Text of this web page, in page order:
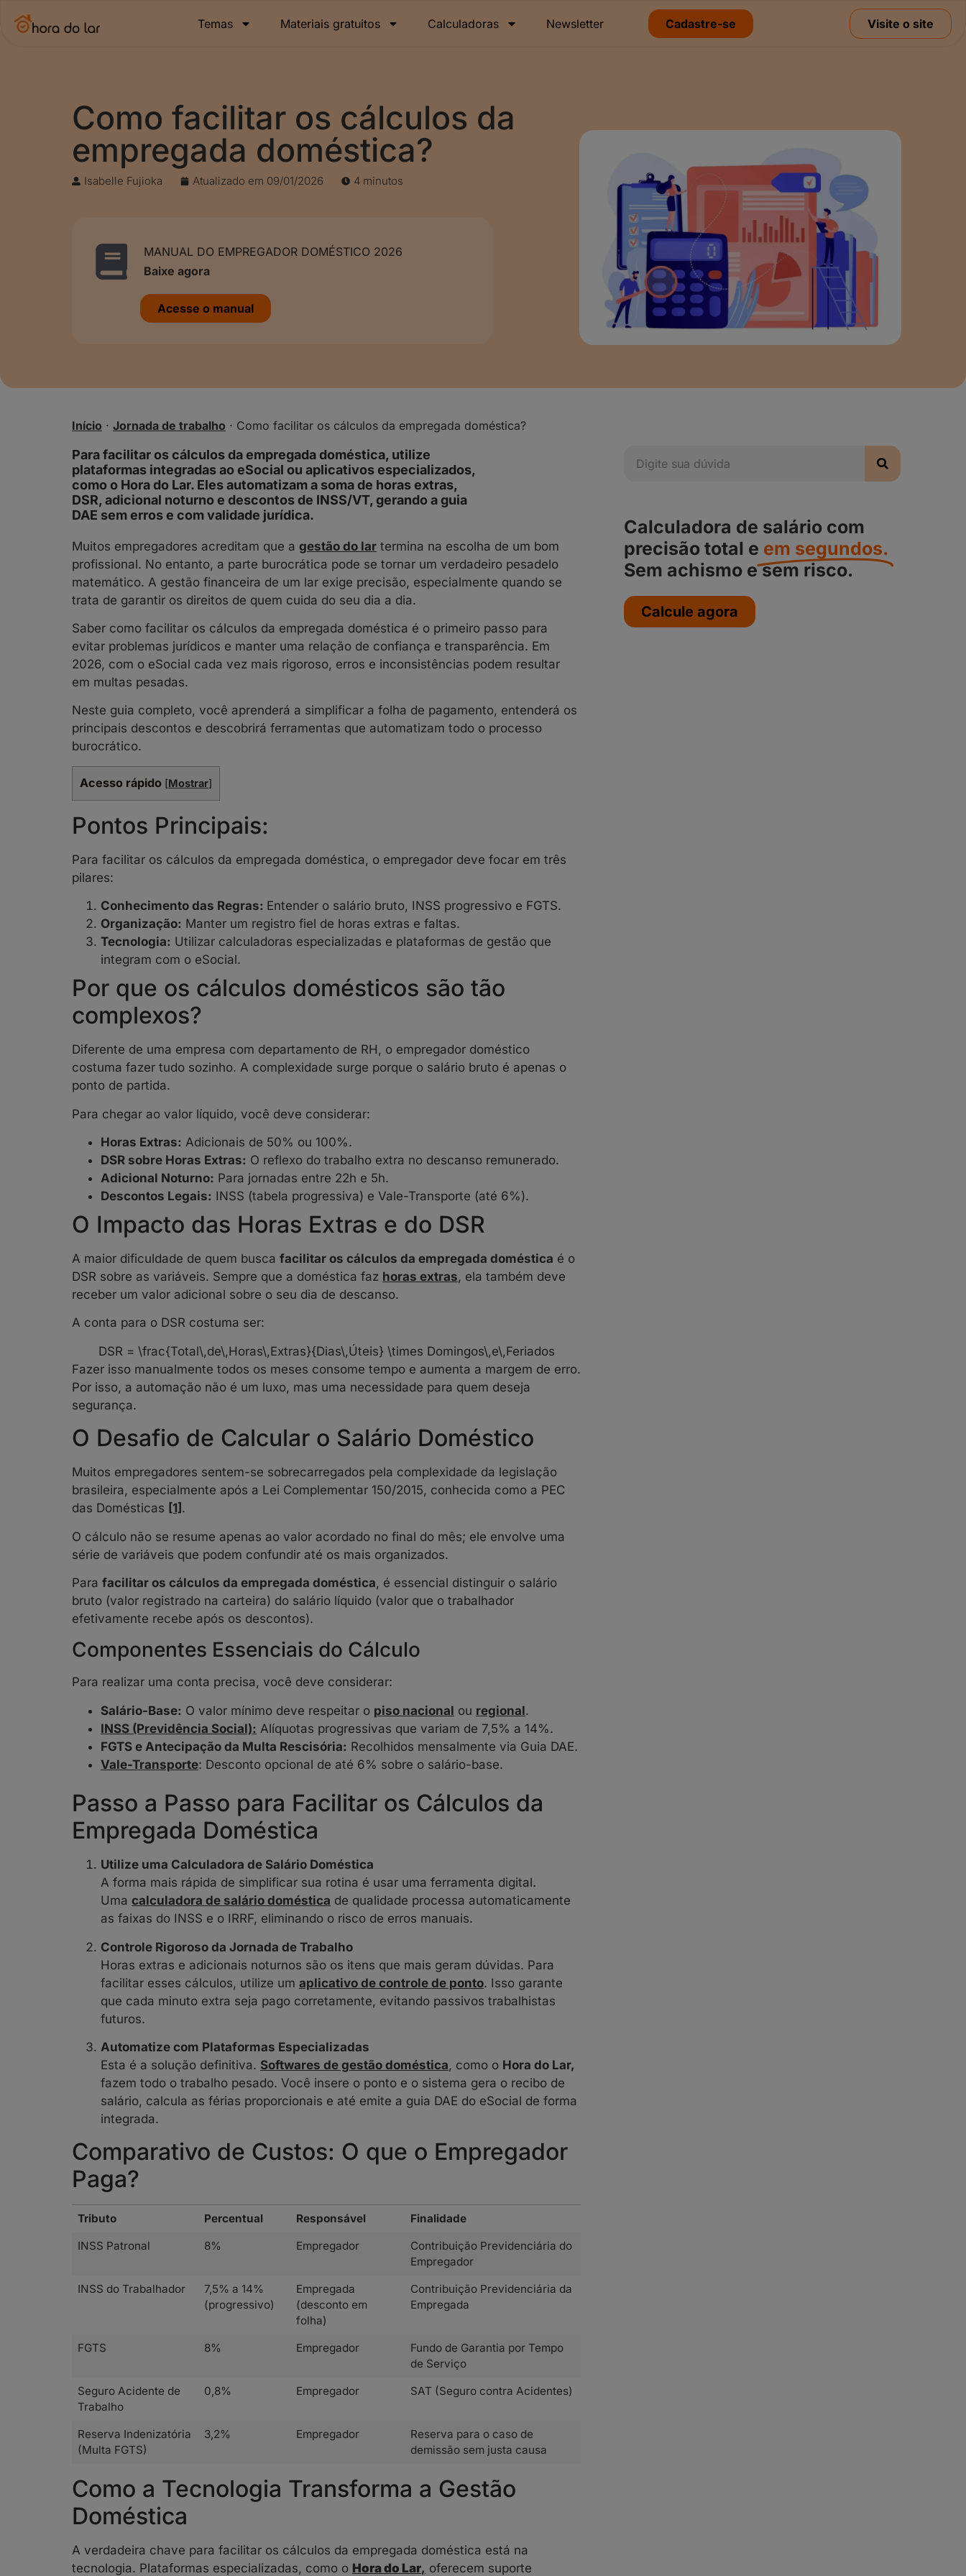
Temas Materiais gratuitos Calculadoras Newsletter Cadastre-se Visite o site
Como facilitar os cálculos da
empregada doméstica?
Isabelle Fujioka Atualizado em 09/01/2026 4 minutos
MANUAL DO EMPREGADOR DOMÉSTICO 2026
Baixe agora
Acesse o manual
Início · Jornada de trabalho · Como facilitar os cálculos da empregada doméstica?
Para facilitar os cálculos da empregada doméstica, utilize
plataformas integradas ao eSocial ou aplicativos especializados,
como o Hora do Lar. Eles automatizam a soma de horas extras,
DSR, adicional noturno e descontos de INSS/VT, gerando a guia
DAE sem erros e com validade jurídica.
Muitos empregadores acreditam que a gestão do lar termina na escolha de um bom
profissional. No entanto, a parte burocrática pode se tornar um verdadeiro pesadelo
matemático. A gestão financeira de um lar exige precisão, especialmente quando se
trata de garantir os direitos de quem cuida do seu dia a dia.
Saber como facilitar os cálculos da empregada doméstica é o primeiro passo para
evitar problemas jurídicos e manter uma relação de confiança e transparência. Em
2026, com o eSocial cada vez mais rigoroso, erros e inconsistências podem resultar
em multas pesadas.
Neste guia completo, você aprenderá a simplificar a folha de pagamento, entenderá os
principais descontos e descobrirá ferramentas que automatizam todo o processo
burocrático.
Acesso rápido [Mostrar]
Pontos Principais:
Para facilitar os cálculos da empregada doméstica, o empregador deve focar em três
pilares:
Conhecimento das Regras: Entender o salário bruto, INSS progressivo e FGTS.
Organização: Manter um registro fiel de horas extras e faltas.
Tecnologia: Utilizar calculadoras especializadas e plataformas de gestão que
integram com o eSocial.
Por que os cálculos domésticos são tão
complexos?
Diferente de uma empresa com departamento de RH, o empregador doméstico
costuma fazer tudo sozinho. A complexidade surge porque o salário bruto é apenas o
ponto de partida.
Para chegar ao valor líquido, você deve considerar:
Horas Extras: Adicionais de 50% ou 100%.
DSR sobre Horas Extras: O reflexo do trabalho extra no descanso remunerado.
Adicional Noturno: Para jornadas entre 22h e 5h.
Descontos Legais: INSS (tabela progressiva) e Vale-Transporte (até 6%).
O Impacto das Horas Extras e do DSR
A maior dificuldade de quem busca facilitar os cálculos da empregada doméstica é o
DSR sobre as variáveis. Sempre que a doméstica faz horas extras, ela também deve
receber um valor adicional sobre o seu dia de descanso.
A conta para o DSR costuma ser:
DSR = \frac{Total\,de\,Horas\,Extras}{Dias\,Úteis} \times Domingos\,e\,Feriados
Fazer isso manualmente todos os meses consome tempo e aumenta a margem de erro.
Por isso, a automação não é um luxo, mas uma necessidade para quem deseja
segurança.
O Desafio de Calcular o Salário Doméstico
Muitos empregadores sentem-se sobrecarregados pela complexidade da legislação
brasileira, especialmente após a Lei Complementar 150/2015, conhecida como a PEC
das Domésticas [1] .
O cálculo não se resume apenas ao valor acordado no final do mês; ele envolve uma
série de variáveis que podem confundir até os mais organizados.
Para facilitar os cálculos da empregada doméstica, é essencial distinguir o salário
bruto (valor registrado na carteira) do salário líquido (valor que o trabalhador
efetivamente recebe após os descontos).
Componentes Essenciais do Cálculo
Para realizar uma conta precisa, você deve considerar:
Salário-Base: O valor mínimo deve respeitar o piso nacional ou regional.
INSS (Previdência Social): Alíquotas progressivas que variam de 7,5% a 14%.
FGTS e Antecipação da Multa Rescisória: Recolhidos mensalmente via Guia DAE.
Vale-Transporte: Desconto opcional de até 6% sobre o salário-base.
Passo a Passo para Facilitar os Cálculos da
Empregada Doméstica
Utilize uma Calculadora de Salário Doméstica
A forma mais rápida de simplificar sua rotina é usar uma ferramenta digital.
Uma calculadora de salário doméstica de qualidade processa automaticamente
as faixas do INSS e o IRRF, eliminando o risco de erros manuais.
Controle Rigoroso da Jornada de Trabalho
Horas extras e adicionais noturnos são os itens que mais geram dúvidas. Para
facilitar esses cálculos, utilize um aplicativo de controle de ponto. Isso garante
que cada minuto extra seja pago corretamente, evitando passivos trabalhistas
futuros.
Automatize com Plataformas Especializadas
Esta é a solução definitiva. Softwares de gestão doméstica, como o Hora do Lar,
fazem todo o trabalho pesado. Você insere o ponto e o sistema gera o recibo de
salário, calcula as férias proporcionais e até emite a guia DAE do eSocial de forma
integrada.
Comparativo de Custos: O que o Empregador
Paga?
Tributo Percentual Responsável
Finalidade
INSS Patronal
8% Empregador
Contribuição Previdenciária do
Empregador
INSS do Trabalhador
7,5% a 14%
(progressivo)
Empregada
(desconto em
folha)
Contribuição Previdenciária da
Empregada
FGTS 8% Empregador
Fundo de Garantia por Tempo
de Serviço
Seguro Acidente de
Trabalho
0,8% Empregador SAT (Seguro contra Acidentes)
Reserva Indenizatória
(Multa FGTS)
3,2% Empregador
Reserva para o caso de
demissão sem justa causa
Como a Tecnologia Transforma a Gestão
Doméstica
A verdadeira chave para facilitar os cálculos da empregada doméstica está na
tecnologia. Plataformas especializadas, como o Hora do Lar, oferecem suporte
Calculadora de salário com
precisão total e em segundos.
Sem achismo e sem risco.
Calcule agora